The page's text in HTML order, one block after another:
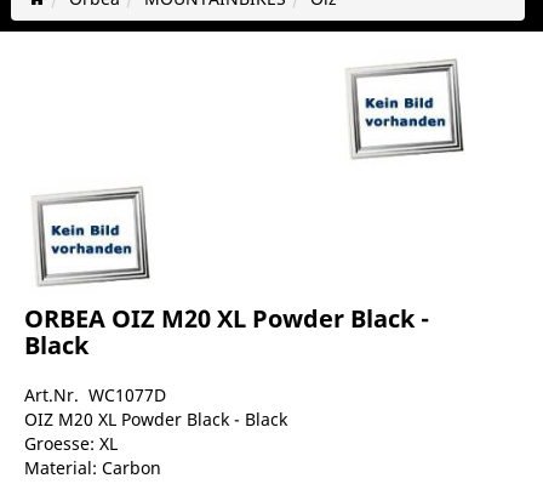
ORBEA OIZ M20 XL Powder Black -
Black
Art.Nr. WC1077D
OIZ M20 XL Powder Black - Black
Groesse: XL
Material: Carbon